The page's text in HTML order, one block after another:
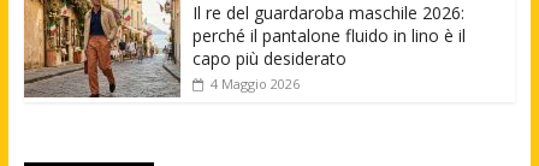
Il re del guardaroba maschile 2026:
perché il pantalone fluido in lino è il
capo più desiderato
4 Maggio 2026